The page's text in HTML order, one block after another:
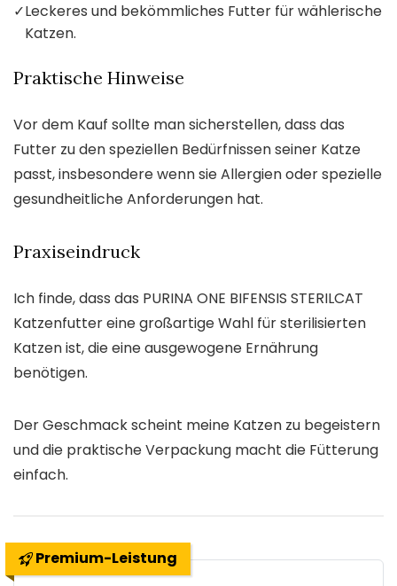
✓Leckeres und bekömmliches Futter für wählerische
Katzen.
Praktische Hinweise
Vor dem Kauf sollte man sicherstellen, dass das
Futter zu den speziellen Bedürfnissen seiner Katze
passt, insbesondere wenn sie Allergien oder spezielle
gesundheitliche Anforderungen hat.
Praxiseindruck
Ich finde, dass das PURINA ONE BIFENSIS STERILCAT
Katzenfutter eine großartige Wahl für sterilisierten
Katzen ist, die eine ausgewogene Ernährung
benötigen.
Der Geschmack scheint meine Katzen zu begeistern
und die praktische Verpackung macht die Fütterung
einfach.
Premium-Leistung